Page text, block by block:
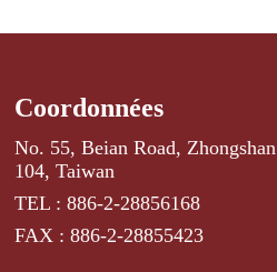
Coordonnées
No. 55, Beian Road,
104, Taiwan
TEL : 886-2-28856168
FAX : 886-2-28855423